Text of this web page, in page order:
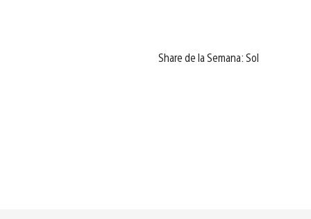
Share de la Semana: Sol